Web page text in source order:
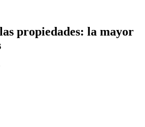
propiedades: la mayor